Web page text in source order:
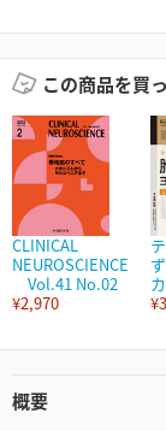
この商品を買
CLINICAL
NEUROSCIENCE
Vol.41 No.02
¥2,970
概要